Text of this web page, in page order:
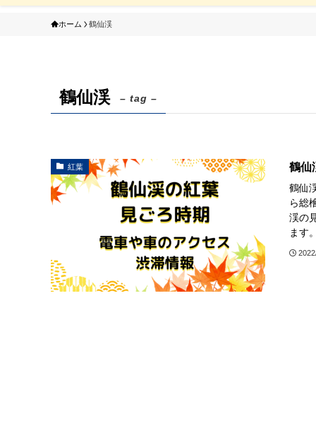
ホーム 鶴仙渓
鶴仙渓 – tag –
紅葉 鶴仙
鶴仙
ら総
渓の
ます